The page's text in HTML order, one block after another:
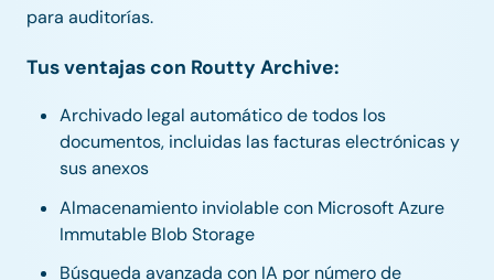
para auditorías.
Tus ventajas con Routty Archive:
Archivado legal automático de todos los
documentos, incluidas las facturas electrónicas y
sus anexos
Almacenamiento inviolable con Microsoft Azure
Immutable Blob Storage
Búsqueda avanzada con IA por número de